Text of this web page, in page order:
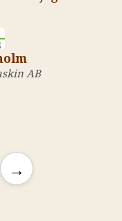
AB
→